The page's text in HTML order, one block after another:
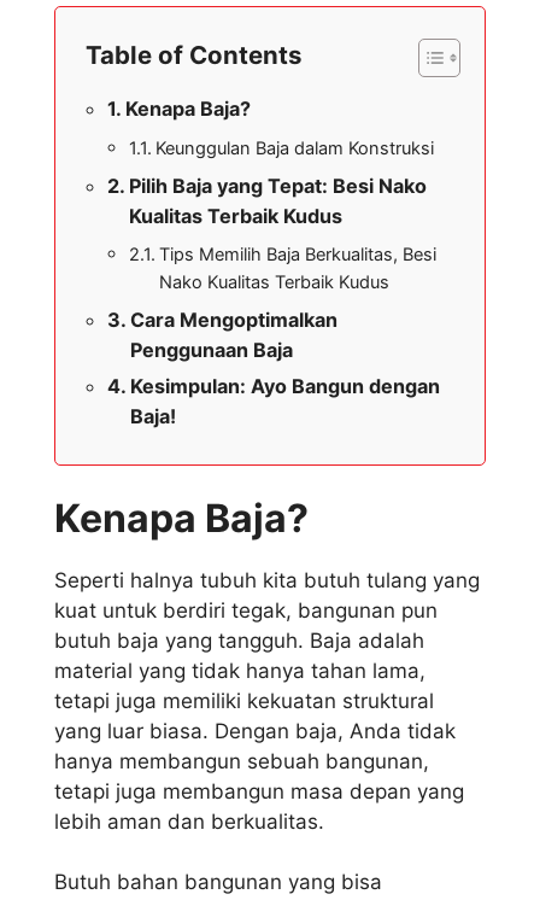
Table of Contents
Kenapa Baja?
Keunggulan Baja dalam Konstruksi
Pilih Baja yang Tepat: Besi Nako
Kualitas Terbaik Kudus
Tips Memilih Baja Berkualitas, Besi
Nako Kualitas Terbaik Kudus
Cara Mengoptimalkan
Penggunaan Baja
Kesimpulan: Ayo Bangun dengan
Baja!
Kenapa Baja?
Seperti halnya tubuh kita butuh tulang yang
kuat untuk berdiri tegak, bangunan pun
butuh baja yang tangguh. Baja adalah
material yang tidak hanya tahan lama,
tetapi juga memiliki kekuatan struktural
yang luar biasa. Dengan baja, Anda tidak
hanya membangun sebuah bangunan,
tetapi juga membangun masa depan yang
lebih aman dan berkualitas.
Butuh bahan bangunan yang bisa